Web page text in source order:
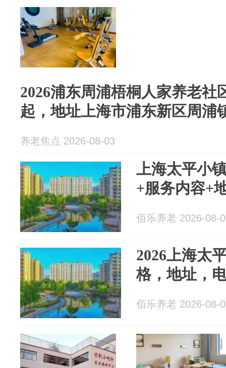
2026浦东周浦梧桐人家养老社
起，地址上海市浦东新区周浦
养老焦点 2026-08-03
上海太平小
+服务内容+
佰乐养老 2026-08-
2026上海太
格，地址，
佰乐养老 2026-08-